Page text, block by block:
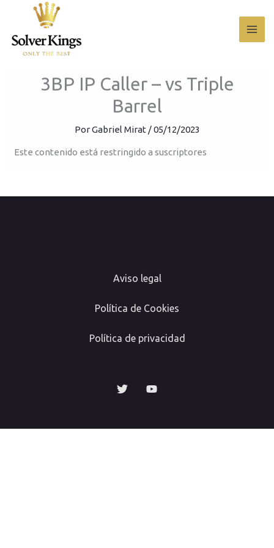
contenido
3BP IP Caller – vs Triple
Barrel
PorGabriel Mirat /05/12/2023
Este contenido está restringido a suscriptores
Aviso legal
Política de Cookies
Política de privacidad